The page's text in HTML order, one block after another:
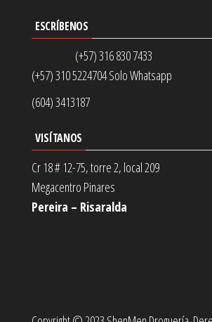
ESCRÍBENOS
(+57) 316 830 7433
(+57) 310 5224704 Solo Whatsapp
(604) 3413187
VISÍTANOS
Cr 18 # 12-75, torre 2, local 209
Megacentro Pinares
Pereira – Risaralda